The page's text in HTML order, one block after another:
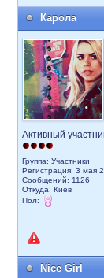
Карола
Активный
Группа: Участники
Регистрация: 3 мая
Сообщений: 1126
Откуда: Киев
Пол:
Nice Girl